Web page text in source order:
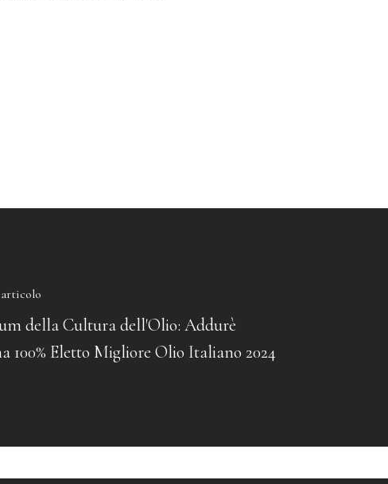
della Cultura dell'Olio: Addurè
100% Eletto Migliore Olio Italiano 2024